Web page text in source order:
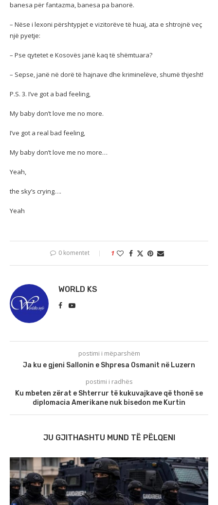
banesa për fantazma, banesa pa banorë.
– Nëse i lexoni përshtypjet e vizitorëve të huaj, ata e shtrojnë veç
një pyetje:
– Pse qytetet e Kosovës janë kaq të shëmtuara?
– Sepse, janë në dorë të hajnave dhe kriminelëve, shumë thjesht!
P.S. 3. I’ve got a bad feeling,
My baby don’t love me no more.
I’ve got a real bad feeling,
My baby don’t love me no more…
Yeah,
the sky’s crying….
Yeah
0 komentet 1
WORLD KS
postimi i mëparshëm
Ja ku e gjeni Sallonin e Shpresa Osmanit në Luzern
postimi i radhës
Ku mbeten zërat e Shterrur të kukuvajkave që thonë se
diplomacia Amerikane nuk bisedon me Kurtin
JU GJITHASHTU MUND TË PËLQENI